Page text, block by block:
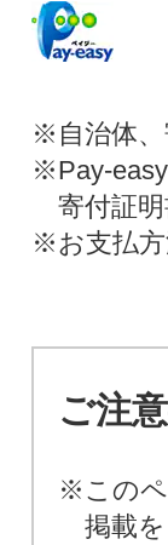
※自治体、
※Pay-
寄付証
※お支払
ご注
※このペ
掲載